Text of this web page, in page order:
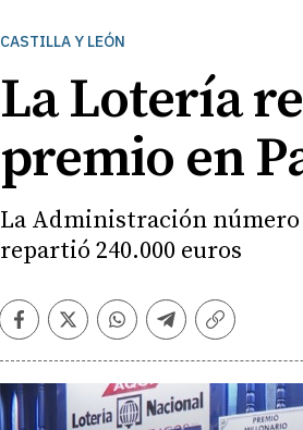
CASTILLA Y LEÓN
La Lotería
premio en
La Administración número
repartió 240.000 euros
Facebook
TwitterWhatsapp
Telegram
Copiar